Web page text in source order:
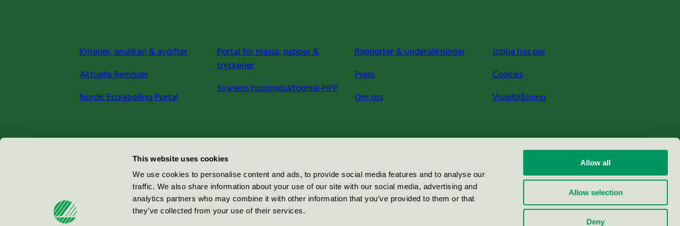
This website uses cookies
We use cookies to personalise content and ads, to provide social media features and to analyse our
traffic. We also share information about your use of our site with our social media, advertising and
analytics partners who may combine it with other information that you’ve provided to them or that
they’ve collected from your use of their services.
Allow all
Allow selection
Deny
Kriterier, ansökan & avgifter
Aktuella Remisser
Nordic Ecolabelling Portal
Portal för massa, papper &
tryckerier
Svanens husproduktportal-HPP
Rapporter & undersökningar
Press
Om oss
Jobba hos oss
Cookies
Visselblåsning
Miljömärkning Sverige AB
100 64